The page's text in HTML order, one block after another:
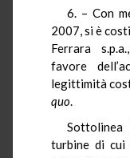
6. – Con
2007, si è
Ferrara
favore
legittimità
quo.
turbine di cui